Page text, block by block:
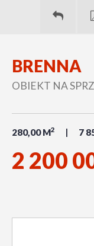
BRENNA
OBIEKT NA
280,00 M2 7
2 200